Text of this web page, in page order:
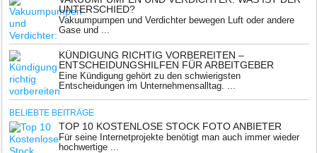
UNTERSCHIED?
Vakuumpumpen und Verdichter bewegen Luft oder andere
Gase und ...
KÜNDIGUNG RICHTIG VORBEREITEN –
ENTSCHEIDUNGSHILFEN FÜR ARBEITGEBER
Eine Kündigung gehört zu den schwierigsten
Entscheidungen im Unternehmensalltag. ...
BELIEBTE BEITRÄGE
TOP 10 KOSTENLOSE STOCK FOTO ANBIETER
Für seine Internetprojekte benötigt man auch immer wieder
hochwertige ...